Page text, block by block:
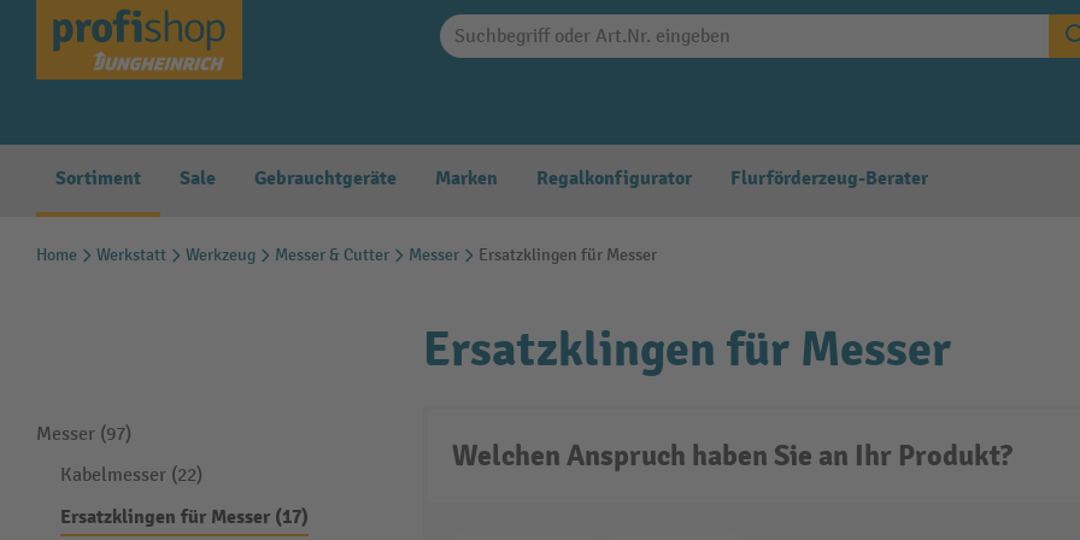
Zur Hauptnavigation springen
Sortiment Sale Gebrauchtgeräte Marken Regalkonfigurator Flurförderzeug-Berater
Home Werkstatt Werkzeug Messer & Cutter Messer Ersatzklingen für Messer
Messer (97)
Kabelmesser (22)
Ersatzklingen für Messer (17)
Ersatzklingen für Messer
Welchen Anspruch haben Sie an Ihr Produkt?